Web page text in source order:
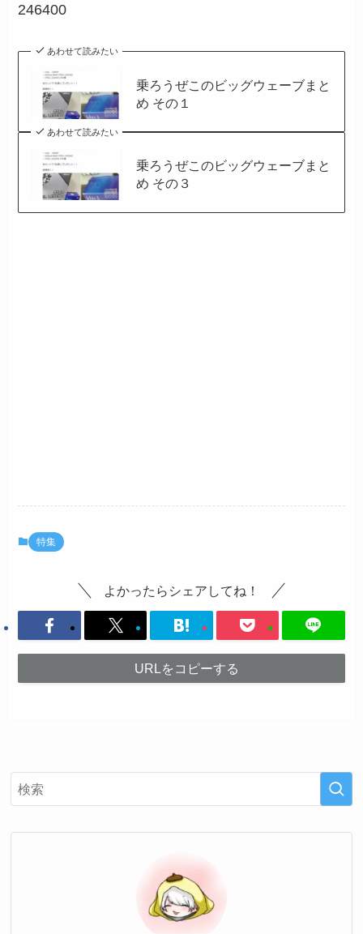
246400
あわせて読みたい
乗ろうぜこのビッグウェーブまと
め その１
あわせて読みたい
乗ろうぜこのビッグウェーブまと
め その３
特集
よかったらシェアしてね！
URLをコピーする